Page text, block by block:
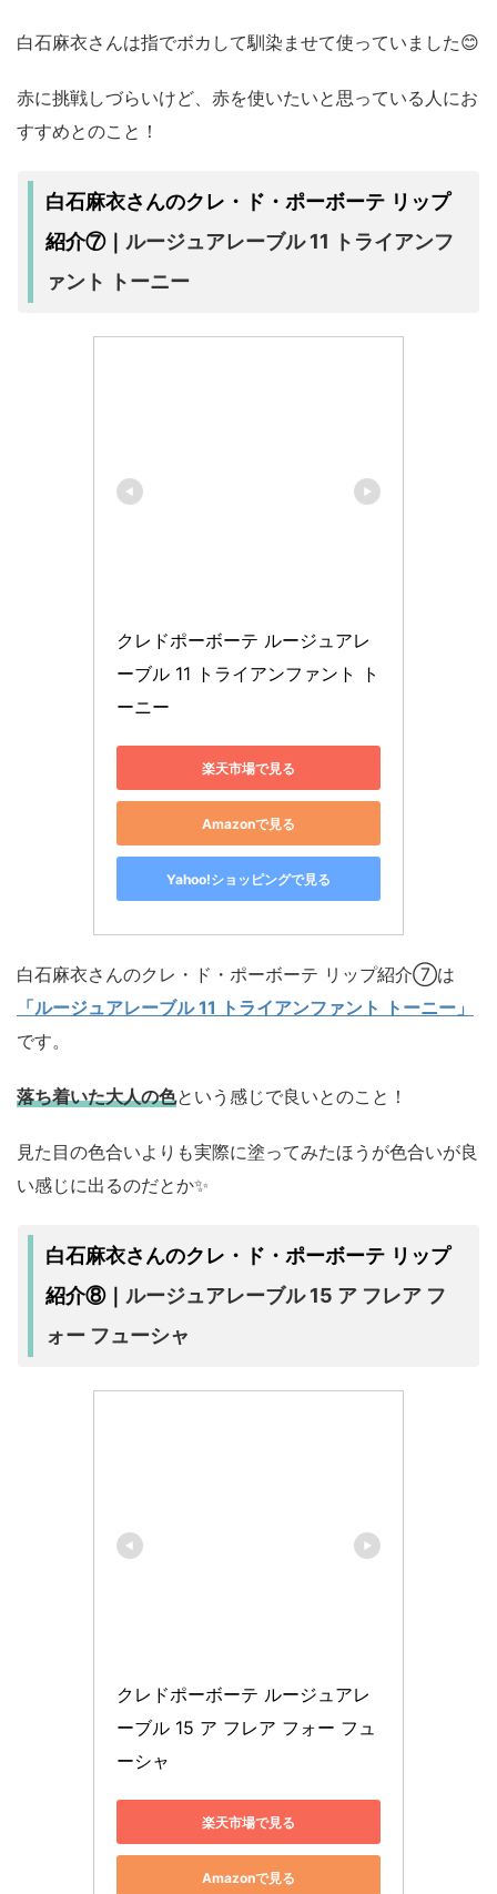
白石麻衣さんは指でボカして馴染ませて使っていました😊
赤に挑戦しづらいけど、赤を使いたいと思っている人にお
すすめとのこと！
白石麻衣さんのクレ・ド・ポーボーテ リップ
紹介⑦｜ルージュアレーブル 11 トライアンフ
ァント トーニー
クレドポーボーテ ルージュアレ
ーブル 11 トライアンファント ト
ーニー
楽天市場で見る
Amazonで見る
Yahoo!ショッピングで見る
白石麻衣さんのクレ・ド・ポーボーテ リップ紹介⑦は
「ルージュアレーブル 11 トライアンファント トーニー」
です。
落ち着いた大人の色という感じで良いとのこと！
見た目の色合いよりも実際に塗ってみたほうが色合いが良
い感じに出るのだとか✨
白石麻衣さんのクレ・ド・ポーボーテ リップ
紹介⑧｜ルージュアレーブル 15 ア フレア フ
ォー フューシャ
クレドポーボーテ ルージュアレ
ーブル 15 ア フレア フォー フュ
ーシャ
楽天市場で見る
Amazonで見る